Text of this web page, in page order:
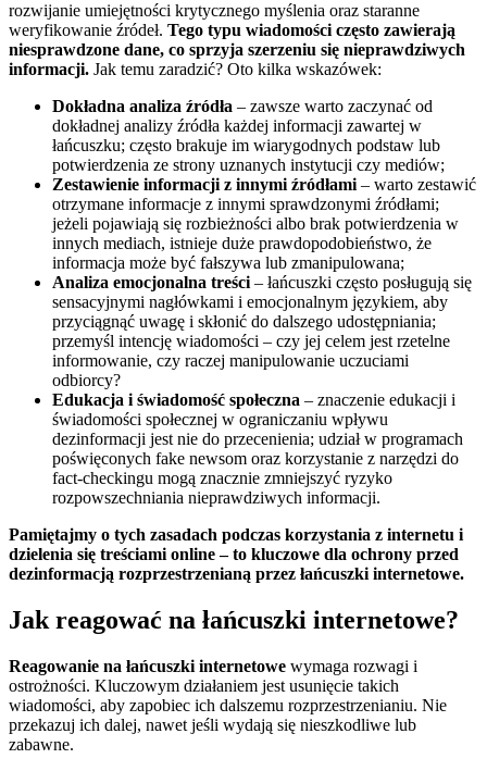
rozwijanie umiejętności krytycznego myślenia oraz staranne
weryfikowanie źródeł. Tego typu wiadomości często zawierają
niesprawdzone dane, co sprzyja szerzeniu się nieprawdziwych
informacji. Jak temu zaradzić? Oto kilka wskazówek:
Dokładna analiza źródła – zawsze warto zaczynać od
dokładnej analizy źródła każdej informacji zawartej w
łańcuszku; często brakuje im wiarygodnych podstaw lub
potwierdzenia ze strony uznanych instytucji czy mediów;
Zestawienie informacji z innymi źródłami– warto zestawić
otrzymane informacje z innymi sprawdzonymi źródłami;
jeżeli pojawiają się rozbieżności albo brak potwierdzenia w
innych mediach, istnieje duże prawdopodobieństwo, że
informacja może być fałszywa lub zmanipulowana;
Analiza emocjonalna treści– łańcuszki często posługują się
sensacyjnymi nagłówkami i emocjonalnym językiem, aby
przyciągnąć uwagę i skłonić do dalszego udostępniania;
przemyśl intencję wiadomości – czy jej celem jest rzetelne
informowanie, czy raczej manipulowanie uczuciami
odbiorcy?
Edukacja i świadomość społeczna – znaczenie edukacji i
świadomości społecznej w ograniczaniu wpływu
dezinformacji jest nie do przecenienia; udział w programach
poświęconych fake newsom oraz korzystanie z narzędzi do
fact-checkingu mogą znacznie zmniejszyć ryzyko
rozpowszechniania nieprawdziwych informacji.
Pamiętajmy o tych zasadach podczas korzystania z internetu i
dzielenia się treściami online – to kluczowe dla ochrony przed
dezinformacją rozprzestrzenianą przez łańcuszki internetowe.
Jak reagować na łańcuszki internetowe?
Reagowanie na łańcuszki internetowe wymaga rozwagi i
ostrożności. Kluczowym działaniem jest usunięcie takich
wiadomości, aby zapobiec ich dalszemu rozprzestrzenianiu. Nie
przekazuj ich dalej, nawet jeśli wydają się nieszkodliwe lub
zabawne.